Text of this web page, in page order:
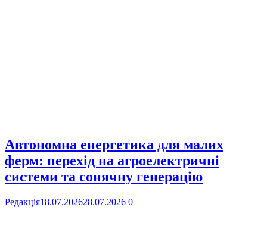
Автономна енергетика для малих
ферм: перехід на агроелектричні
системи та сонячну генерацію
Редакція18.07.202628.07.2026 0